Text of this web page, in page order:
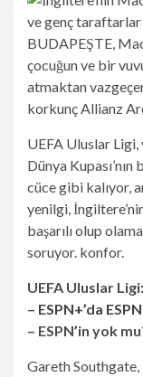
BUDAPEŞTE,
çocuğun ve bir
atmaktan
korkunç Allianz
UEFA Uluslar
Dünya
cüce gibi kalıyor,
yenilgi,
başarılı olup
soruyor. konfor.
UEFA Uluslar
– ESPN+’da
– ESPN’in yok
Gareth Southgate,